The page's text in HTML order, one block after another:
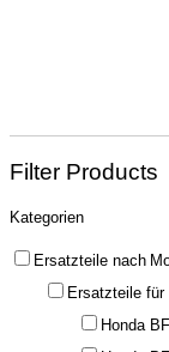
Filter Products
Kategorien
Ersatzteile nach
Ersatzteile für
Honda